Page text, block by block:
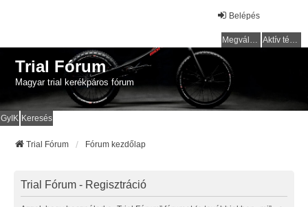
Belépés
Megválaszolatlan témák Aktív témák
Trial Fórum
Magyar trial kerékpáros fórum
GyIK Keresés
Trial Fórum Fórum kezdőlap
Trial Fórum - Regisztráció